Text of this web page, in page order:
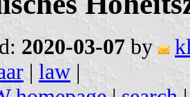
2020-03-07 by
| law |